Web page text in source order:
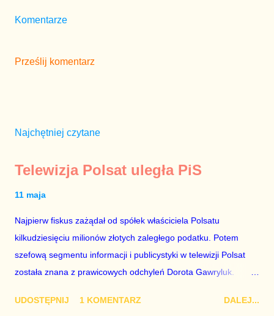
Komentarze
Prześlij komentarz
Najchętniej czytane
Telewizja Polsat uległa PiS
11 maja
Najpierw fiskus zażądał od spółek właściciela Polsatu
kilkudziesięciu milionów złotych zaległego podatku. Potem
szefową segmentu informacji i publicystyki w telewizji Polsat
została znana z prawicowych odchyleń Dorota Gawryluk.
marionetka partii rządzącej, żona agenta SB, który jest obecnie
UDOSTĘPNIJ 1 KOMENTARZ DALEJ...